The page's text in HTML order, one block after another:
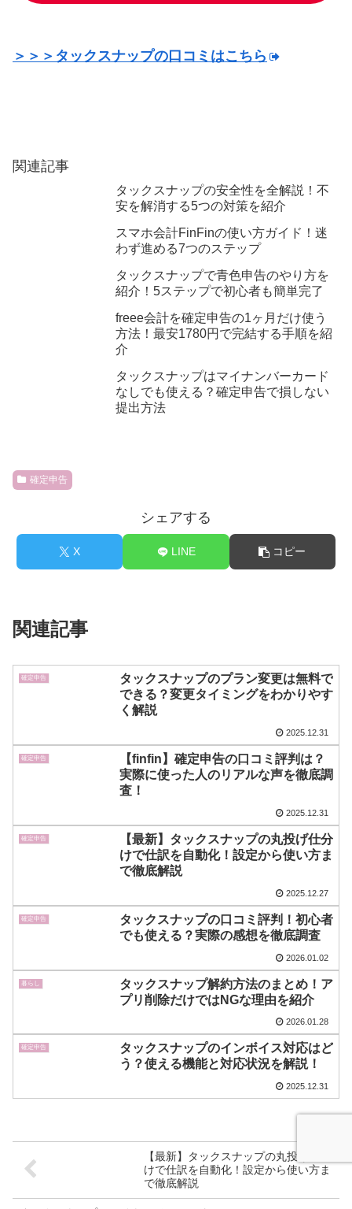
＞＞＞タックスナップの口コミはこちら
関連記事
タックスナップの安全性を全解説！不
安を解消する5つの対策を紹介
スマホ会計FinFinの使い方ガイド！迷
わず進める7つのステップ
タックスナップで青色申告のやり方を
紹介！5ステップで初心者も簡単完了
freee会計を確定申告の1ヶ月だけ使う
方法！最安1780円で完結する手順を紹
介
タックスナップはマイナンバーカード
なしでも使える？確定申告で損しない
提出方法
確定申告
シェアする
X LINE コピー
関連記事
確定申告
タックスナップのプラン変更は無料で
できる？変更タイミングをわかりやす
く解説
2025.12.31
確定申告
【finfin】確定申告の口コミ評判は？
実際に使った人のリアルな声を徹底調
査！
2025.12.31
確定申告
【最新】タックスナップの丸投げ仕分
けで仕訳を自動化！設定から使い方ま
で徹底解説
2025.12.27
確定申告
タックスナップの口コミ評判！初心者
でも使える？実際の感想を徹底調査
2026.01.02
暮らし
タックスナップ解約方法のまとめ！ア
プリ削除だけではNGな理由を紹介
2026.01.28
確定申告
タックスナップのインボイス対応はど
う？使える機能と対応状況を解説！
2025.12.31
【最新】タックスナップの丸投げ仕分
けで仕訳を自動化！設定から使い方ま
で徹底解説